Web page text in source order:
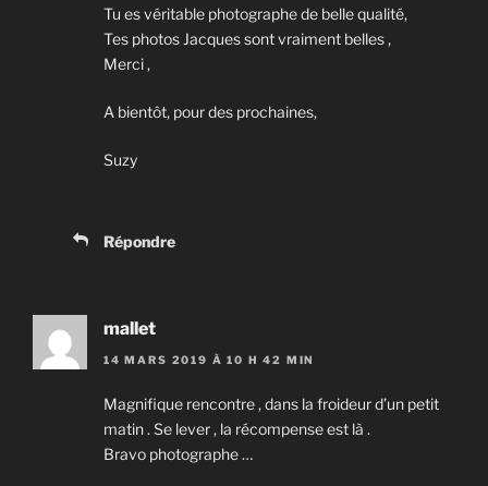
Tu es véritable photographe de belle qualité,
Tes photos Jacques sont vraiment belles ,
Merci ,
A bientôt, pour des prochaines,
Suzy
Répondre
mallet
14 MARS 2019 À 10 H 42 MIN
Magnifique rencontre , dans la froideur d’un petit
matin . Se lever , la récompense est là .
Bravo photographe …